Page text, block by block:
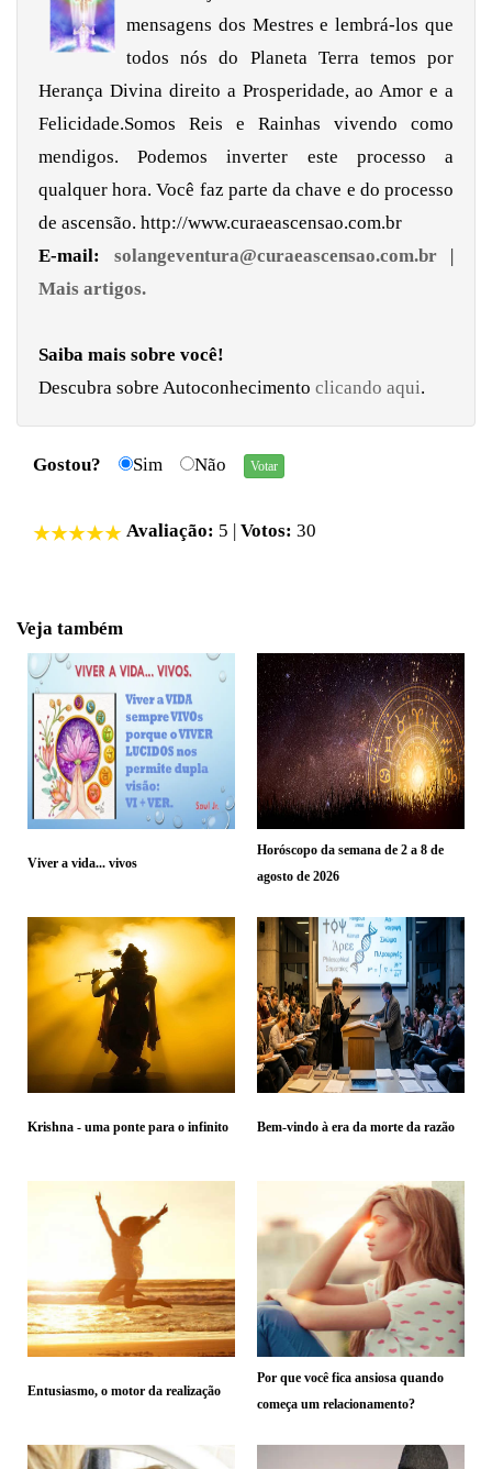
mensagens dos Mestres e lembrá-los que
todos nós do Planeta Terra temos por
Herança Divina direito a Prosperidade, ao Amor e a
Felicidade.Somos Reis e Rainhas vivendo como
mendigos. Podemos inverter este processo a
qualquer hora. Você faz parte da chave e do processo
de ascensão. http://www.curaeascensao.com.br
E-mail:
solangeventura@curaeascensao.com.br|
Mais artigos.
Saiba mais sobre você!
Descubra sobre Autoconhecimento clicando aqui.
Gostou? Sim Não
Avaliação: 5 | Votos: 30
Veja também
Viver a vida... vivos
Horóscopo da semana de 2 a 8 de
agosto de 2026
Krishna - uma ponte para o infinito Bem-vindo à era da morte da razão
Entusiasmo, o motor da realização
Por que você fica ansiosa quando
começa um relacionamento?